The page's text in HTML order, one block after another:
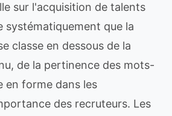
sur l'acquisition de talents
systématiquement que la
classe en dessous de la
de la pertinence des mots-
en forme dans les
des recruteurs. Les